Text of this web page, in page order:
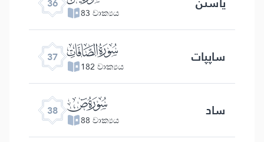
83 වාක්‍යය
37 ﮱ
182 වාක්‍යය ساپپات
38 ﯓ
88 වාක්‍යය ساد